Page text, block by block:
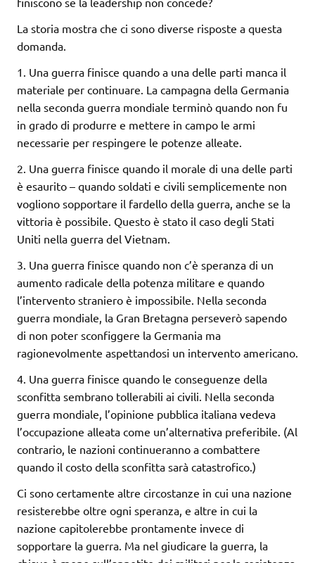
La storia mostra che ci sono diverse risposte a questa
domanda.
1. Una guerra finisce quando a una delle parti manca il
materiale per continuare. La campagna della Germania
nella seconda guerra mondiale terminò quando non fu
in grado di produrre e mettere in campo le armi
necessarie per respingere le potenze alleate.
2. Una guerra finisce quando il morale di una delle parti
è esaurito – quando soldati e civili semplicemente non
vogliono sopportare il fardello della guerra, anche se la
vittoria è possibile. Questo è stato il caso degli Stati
Uniti nella guerra del Vietnam.
3. Una guerra finisce quando non c’è speranza di un
aumento radicale della potenza militare e quando
l’intervento straniero è impossibile. Nella seconda
guerra mondiale, la Gran Bretagna perseverò sapendo
di non poter sconfiggere la Germania ma
ragionevolmente aspettandosi un intervento americano.
4. Una guerra finisce quando le conseguenze della
sconfitta sembrano tollerabili ai civili. Nella seconda
guerra mondiale, l’opinione pubblica italiana vedeva
l’occupazione alleata come un’alternativa preferibile. (Al
contrario, le nazioni continueranno a combattere
quando il costo della sconfitta sarà catastrofico.)
Ci sono certamente altre circostanze in cui una nazione
resisterebbe oltre ogni speranza, e altre in cui la
nazione capitolerebbe prontamente invece di
sopportare la guerra. Ma nel giudicare la guerra, la